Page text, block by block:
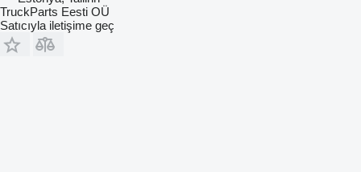
TruckParts Eesti OÜ
Satıcıyla iletişime geç